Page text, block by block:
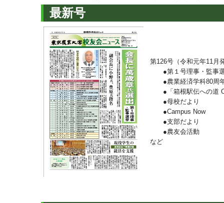
最新号
第126号（令和元年11月
●第１号理事・監事選
●農業経済学科80周年
●「箱根駅伝への道
●母校だより
●Campus Now
●支部だより
●農友会活動
など